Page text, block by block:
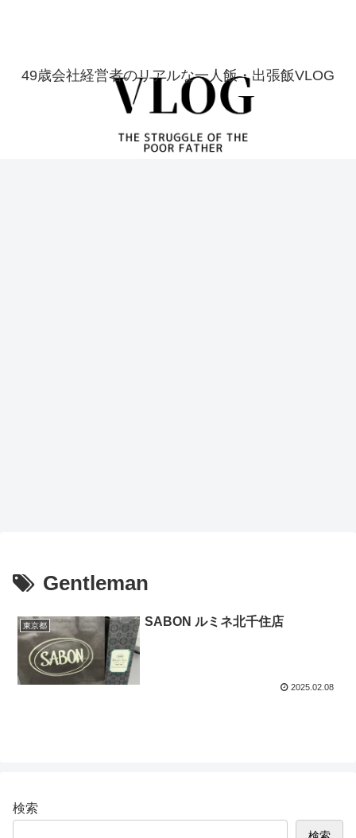
49歳会社経営者のリアルな一人飯・出張飯VLOG
Gentleman
東京都 SABON ルミネ北千住店
2025.02.08
検索
検索